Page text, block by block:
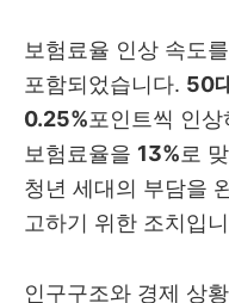
보험료율 인상 속도
포함되었습니다. 50
0.25%포인트씩 인
보험료율을 13%로
청년 세대의 부담을
고하기 위한 조치입
인구구조와 경제 상